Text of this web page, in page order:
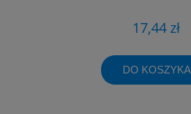
17,44 zł
DO KOSZYKA